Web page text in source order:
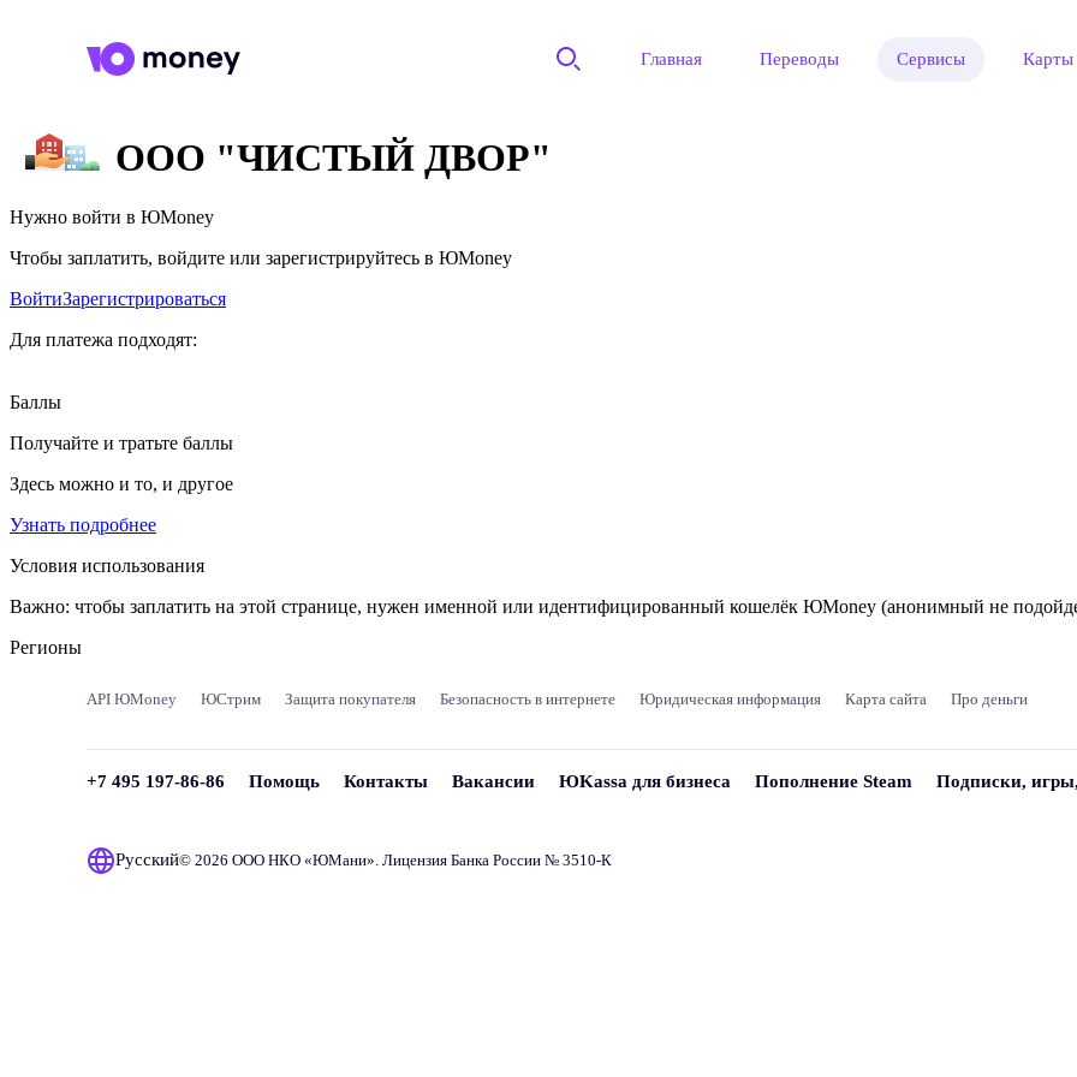
Главная Переводы Сервисы Карты
ООО "ЧИСТЫЙ ДВОР"
Нужно войти в ЮMoney
Чтобы заплатить, войдите или зарегистрируйтесь в ЮMoney
ВойтиЗарегистрироваться
Для платежа подходят:
Баллы
Получайте и тратьте баллы
Здесь можно и то, и другое
Узнать подробнее
Условия использования
Важно: чтобы заплатить на этой странице, нужен именной или идентифицированный кошелёк ЮMoney (анонимный не
Регионы
API ЮMoney ЮСтрим Защита покупателя Безопасность в интернете Юридическая информация Карта сайта Про деньги
+7 495 197-86-86 Помощь Контакты Вакансии ЮKassa для бизнеса Пополнение Steam Подписки,
Русский© 2026 ООО НКО «ЮМани». Лицензия Банка России № 3510‑К